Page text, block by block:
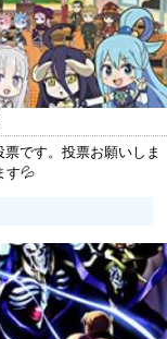
です。投票お願いしま
す💦